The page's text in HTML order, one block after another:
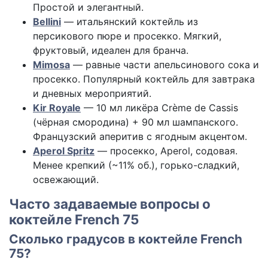
Простой и элегантный.
Bellini — итальянский коктейль из
персикового пюре и просекко. Мягкий,
фруктовый, идеален для бранча.
Mimosa — равные части апельсинового сока и
просекко. Популярный коктейль для завтрака
и дневных мероприятий.
Kir Royale — 10 мл ликёра Crème de Cassis
(чёрная смородина) + 90 мл шампанского.
Французский аперитив с ягодным акцентом.
Aperol Spritz — просекко, Aperol, содовая.
Менее крепкий (~11% об.), горько-сладкий,
освежающий.
Часто задаваемые вопросы о
коктейле French 75
Сколько градусов в коктейле French
75?